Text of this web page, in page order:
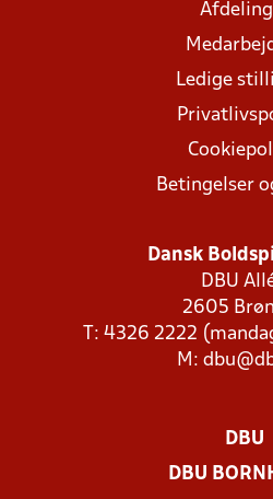
Ledige
Betingelser
Dansk
DBU
2605
T: 4326 2222
M:
DBU
DBU